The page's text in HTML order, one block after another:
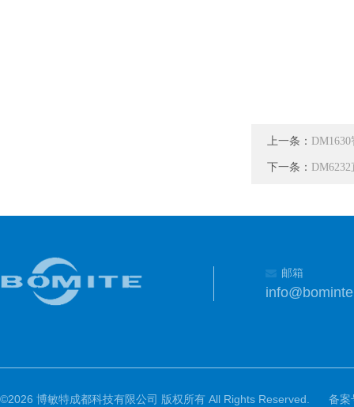
上一条：
下一条：
邮箱
©2026 博敏特成都科技有限公司 版权所有 All Rights Reserved. 备案